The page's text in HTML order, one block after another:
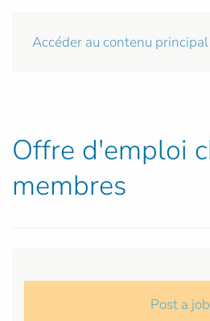
Accéder au contenu principal
Offre d'emploi
membres
Post a job